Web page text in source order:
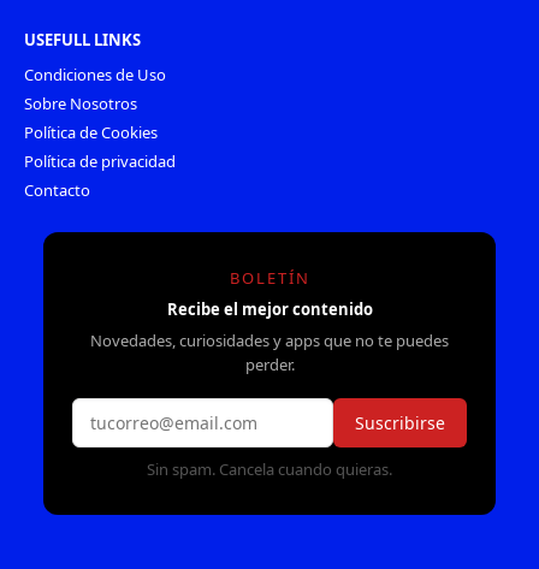
USEFULL LINKS
Condiciones de Uso
Sobre Nosotros
Política de Cookies
Política de privacidad
Contacto
BOLETÍN
Recibe el mejor contenido
Novedades, curiosidades y apps que no te puedes
perder.
Suscribirse
Sin spam. Cancela cuando quieras.